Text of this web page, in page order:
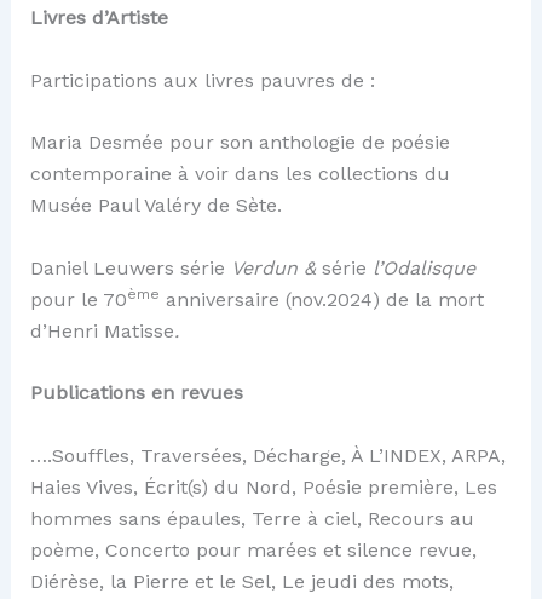
Livres d’Artiste
Participations aux livres pauvres de :
Maria Desmée pour son anthologie de poésie
contemporaine à voir dans les collections du
Musée Paul Valéry de Sète.
Daniel Leuwers série Verdun & série l’Odalisque
pour le 70ème anniversaire (nov.2024) de la mort
d’Henri Matisse.
Publications en revues
….Souffles, Traversées, Décharge, À L’INDEX, ARPA,
Haies Vives, Écrit(s) du Nord, Poésie première, Les
hommes sans épaules, Terre à ciel, Recours au
poème, Concerto pour marées et silence revue,
Diérèse, la Pierre et le Sel, Le jeudi des mots,